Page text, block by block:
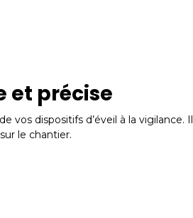
et précise
vos dispositifs d’éveil à la vigilance. Il
le chantier.